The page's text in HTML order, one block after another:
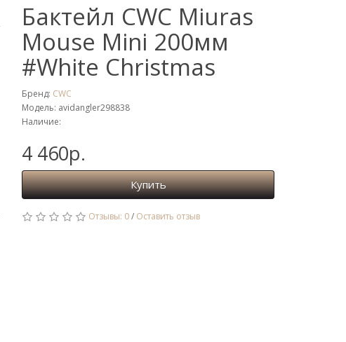
Бактейл CWC Miuras
Mouse Mini 200мм
#White Christmas
Бренд: CWC
Модель: avidangler298838
Наличие:
4 460р.
Купить
Отзывы: 0/ Оставить отзыв